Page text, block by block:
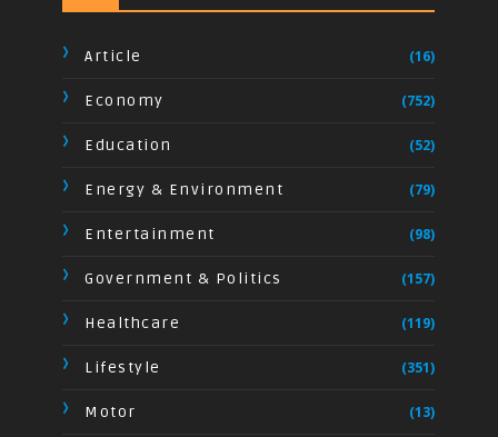
Article (16)
Economy (752)
Education (52)
Energy & Environment (79)
Entertainment (98)
Government & Politics (157)
Healthcare (119)
Lifestyle (351)
Motor (13)